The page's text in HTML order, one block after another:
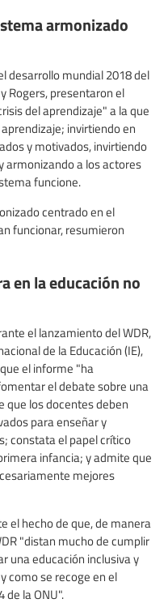
armonizado
desarrollo mundial 2018 del
Rogers, presentaron el
del aprendizaje" a la que
invirtiendo en
y motivados, invirtiendo
armonizando a los actores
funcione.
centrado en el
funcionar, resumieron
en la educación no
el lanzamiento del WDR,
de la Educación (IE),
el informe "ha
el debate sobre una
que los docentes deben
para enseñar y
constata el papel crítico
infancia; y admite que
mejores
el hecho de que, de manera
"distan mucho de cumplir
una educación inclusiva y
como se recoge en el
de la ONU".